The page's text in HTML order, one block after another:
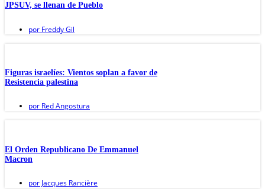
JPSUV, se llenan de Pueblo
por Freddy Gil
Figuras israelíes: Vientos soplan a favor de
Resistencia palestina
por Red Angostura
El Orden Republicano De Emmanuel
Macron
por Jacques Rancière